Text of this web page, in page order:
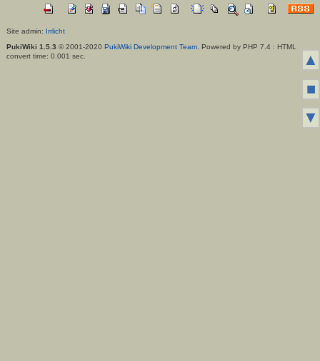
Site admin: Irrlicht
PukiWiki 1.5.3 © 2001-2020 PukiWiki Development Team. Powered by PHP 7.4 : HTML
convert time: 0.001 sec.
▲
■
▼